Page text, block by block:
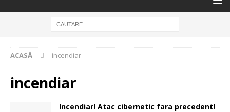
ACASĂ incendiar
incendiar
Incendiar! Atac cibernetic fara precedent!